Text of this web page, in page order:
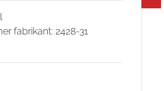
fabrikant: 2428-31